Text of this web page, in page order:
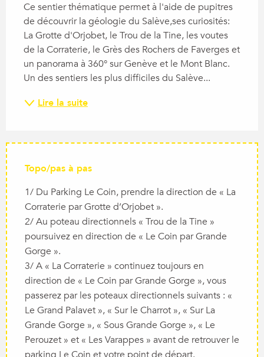
Ce sentier thématique permet à l'aide de pupitres
de découvrir la géologie du Salève,ses curiosités:
La Grotte d'Orjobet, le Trou de la Tine, les voutes
de la Corraterie, le Grès des Rochers de Faverges et
un panorama à 360° sur Genève et le Mont Blanc.
Un des sentiers les plus difficiles du Salève...
Lire la suite
Topo/pas à pas
1/ Du Parking Le Coin, prendre la direction de « La
Corraterie par Grotte d’Orjobet ».
2/ Au poteau directionnels « Trou de la Tine »
poursuivez en direction de « Le Coin par Grande
Gorge ».
3/ A « La Corraterie » continuez toujours en
direction de « Le Coin par Grande Gorge », vous
passerez par les poteaux directionnels suivants : «
Le Grand Palavet », « Sur le Charrot », « Sur La
Grande Gorge », « Sous Grande Gorge », « Le
Perouzet » et « Les Varappes » avant de retrouver le